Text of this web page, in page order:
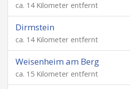
ca. 14 Kilometer entfernt
Dirmstein
ca. 14 Kilometer entfernt
Weisenheim am Berg
ca. 15 Kilometer entfernt